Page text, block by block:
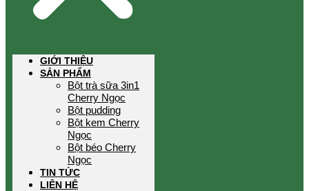
GIỚI THIỆU
SẢN PHẨM
Bột trà sữa 3in1
Cherry Ngọc
Bột pudding
Bột kem Cherry
Ngọc
Bột béo Cherry
Ngọc
TIN TỨC
LIÊN HỆ